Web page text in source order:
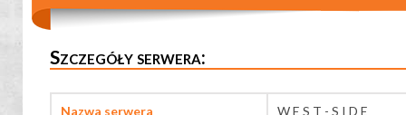
Szczegóły serwera:
Nazwa serwera W E S T - S I D E